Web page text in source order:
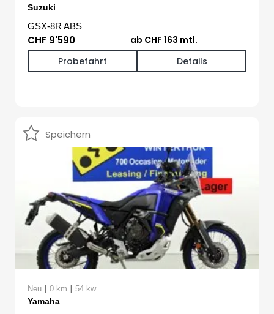
Suzuki
GSX-8R ABS
CHF 9'590
ab CHF 163 mtl.
Probefahrt
Details
Speichern
Neu | 0 km | 54 kw
Yamaha